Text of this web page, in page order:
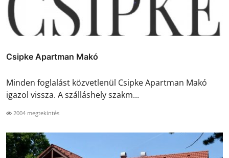
Csipke Apartman Makó
Minden foglalást közvetlenül Csipke Apartman Makó
igazol vissza. A szálláshely szakm...
2004 megtekintés